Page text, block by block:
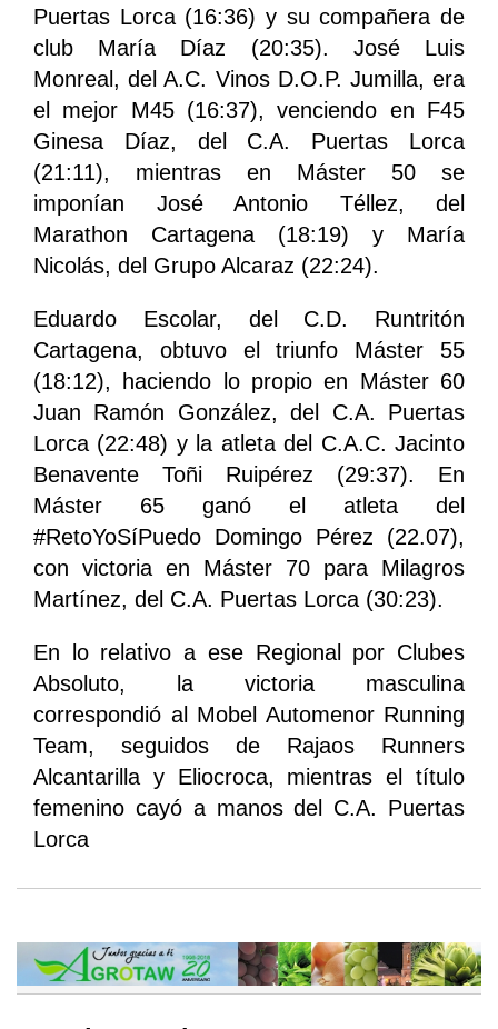
Puertas Lorca (16:36) y su compañera de
club María Díaz (20:35). José Luis
Monreal, del A.C. Vinos D.O.P. Jumilla, era
el mejor M45 (16:37), venciendo en F45
Ginesa Díaz, del C.A. Puertas Lorca
(21:11), mientras en Máster 50 se
imponían José Antonio Téllez, del
Marathon Cartagena (18:19) y María
Nicolás, del Grupo Alcaraz (22:24).
Eduardo Escolar, del C.D. Runtritón
Cartagena, obtuvo el triunfo Máster 55
(18:12), haciendo lo propio en Máster 60
Juan Ramón González, del C.A. Puertas
Lorca (22:48) y la atleta del C.A.C. Jacinto
Benavente Toñi Ruipérez (29:37). En
Máster 65 ganó el atleta del
#RetoYoSíPuedo Domingo Pérez (22.07),
con victoria en Máster 70 para Milagros
Martínez, del C.A. Puertas Lorca (30:23).
En lo relativo a ese Regional por Clubes
Absoluto, la victoria masculina
correspondió al Mobel Automenor Running
Team, seguidos de Rajaos Runners
Alcantarilla y Eliocroca, mientras el título
femenino cayó a manos del C.A. Puertas
Lorca